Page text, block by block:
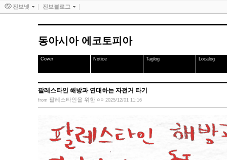
동아시아 에코토피아
Cover Notice Taglog Localog
팔레스타인 해방과 연대하는 자전거 타기
from 팔레스타인을 위한 ○○ 2025/12/01 11:16
진보넷 진보블로그